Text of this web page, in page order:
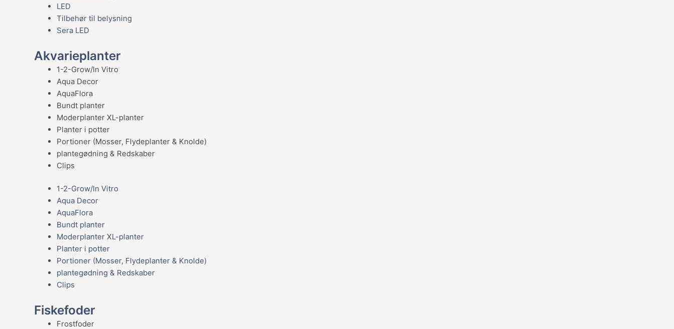
LED
Tilbehør til belysning
Sera LED
Akvarieplanter
1-2-Grow/In Vitro
Aqua Decor
AquaFlora
Bundt planter
Moderplanter XL-planter
Planter i potter
Portioner (Mosser, Flydeplanter & Knolde)
plantegødning & Redskaber
Clips
1-2-Grow/In Vitro
Aqua Decor
AquaFlora
Bundt planter
Moderplanter XL-planter
Planter i potter
Portioner (Mosser, Flydeplanter & Knolde)
plantegødning & Redskaber
Clips
Fiskefoder
Frostfoder